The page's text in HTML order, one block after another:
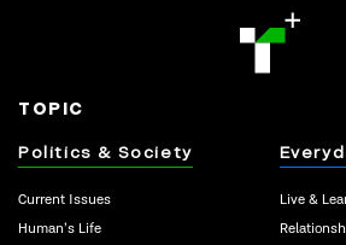
TOPIC
Politics & Society
Current Issues
Human’s Life
Live &